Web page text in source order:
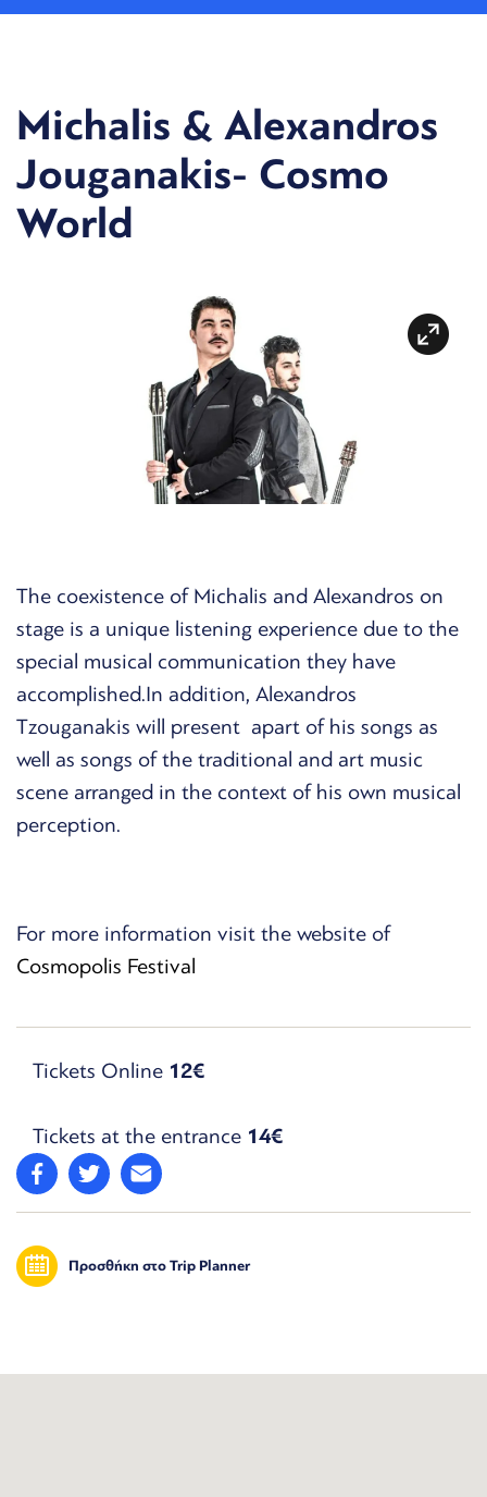
Michalis & Alexandros
Jouganakis- Cosmo
World
The coexistence of Michalis and Alexandros on
stage is a unique listening experience due to the
special musical communication they have
accomplished.In addition, Alexandros
Tzouganakis will present apart of his songs as
well as songs of the traditional and art music
scene arranged in the context of his own musical
perception.
For more information visit the website of
Cosmopolis Festival
Tickets Online 12€
Tickets at the entrance 14€
Προσθήκη στο Trip Planner